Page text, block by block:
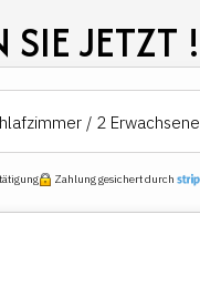
SIE JETZT !
/ 2 Erwachsene
Zahlung gesichert durch